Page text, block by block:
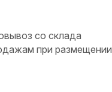
со склада
при размещении